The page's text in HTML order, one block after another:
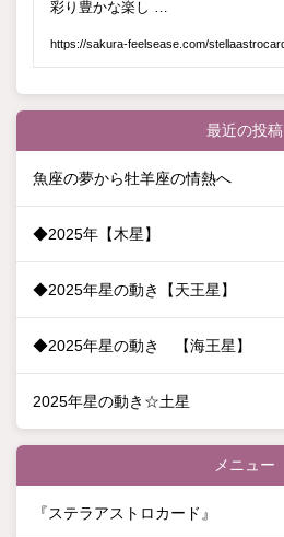
最近の投稿
魚座の夢から牡羊座の情熱へ
◆2025年【木星】
◆2025年星の動き【天王星】
◆2025年星の動き 【海王星】
2025年星の動き☆土星
メニュー
『ステラアストロカード』